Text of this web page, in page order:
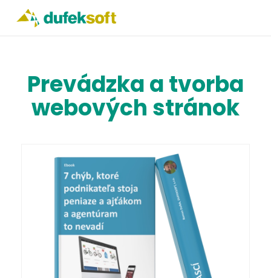
Prevádzka a tvorba
webových stránok